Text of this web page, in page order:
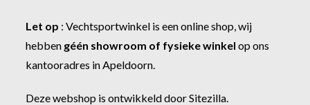
Let op :Vechtsportwinkel is een online shop, wij
hebben géén showroom of fysieke winkel op ons
kantooradres in Apeldoorn.
Deze webshop is ontwikkeld doorSitezilla